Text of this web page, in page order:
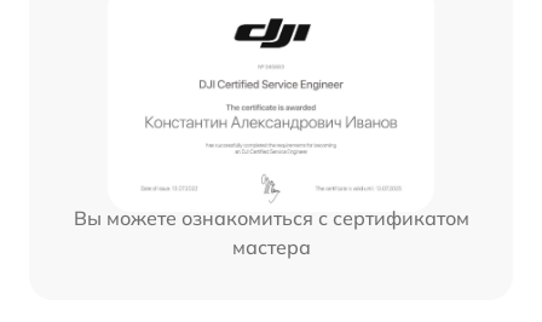
Вы можете ознакомиться с сертификатом
мастера